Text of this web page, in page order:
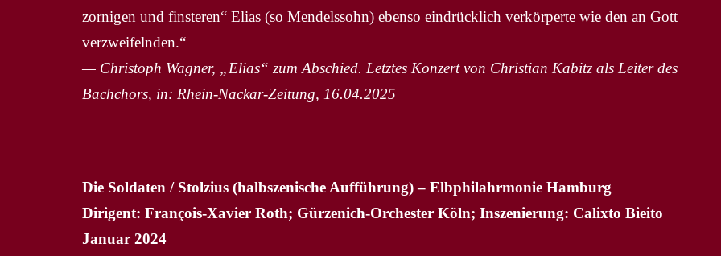
zornigen und finsteren“ Elias (so Mendelssohn) ebenso eindrücklich verkörperte wie den an Gott
verzweifelnden.“
— Christoph Wagner, „Elias“ zum Abschied. Letztes Konzert von Christian Kabitz als Leiter des
Bachchors, in: Rhein-Nackar-Zeitung, 16.04.2025
Die Soldaten / Stolzius (halbszenische Aufführung) – Elbphilahrmonie Hamburg
Dirigent: François-Xavier Roth; Gürzenich-Orchester Köln; Inszenierung: Calixto Bieito
Januar 2024